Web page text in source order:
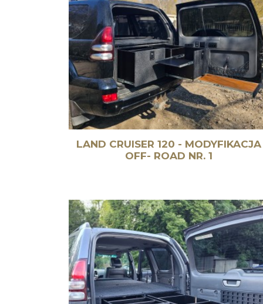
LAND CRUISER 120 - MODYFIKACJA
OFF- ROAD NR. 1